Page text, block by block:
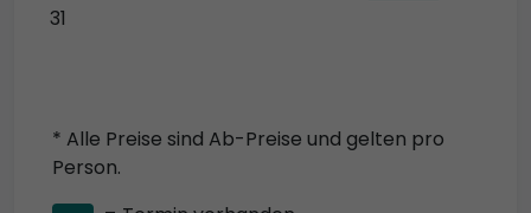
31
* Alle Preise sind Ab-Preise und gelten pro
Person.